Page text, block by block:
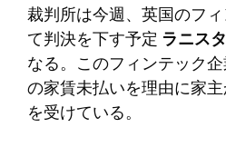
裁判所は今週、英国のフ
て判決を下す予定 ラニス
なる。このフィンテック
の家賃未払いを理由に家
を受けている。